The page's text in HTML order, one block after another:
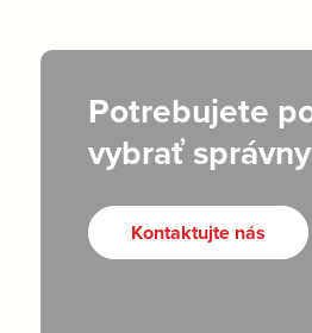
Potrebujete
vybrať
Kontaktujte nás